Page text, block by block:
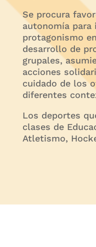
Se procura
autonomía para
protagonismo
desarrollo de
grupales,
acciones
cuidado de los
diferentes
Los deportes
clases de
Atletismo,